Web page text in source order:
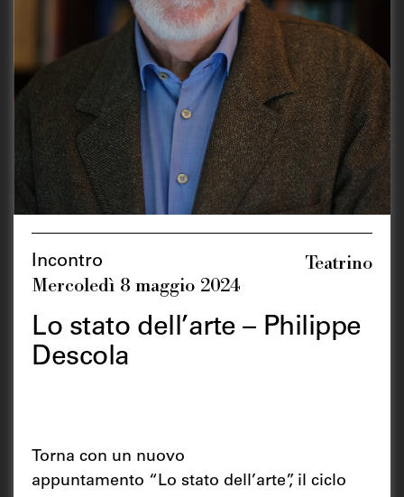
Incontro
Mercoledì 8 maggio 2024
Teatrino
Lo stato dell’arte – Philippe
Descola
Torna con un nuovo
appuntamento “Lo stato dell’arte”, il ciclo